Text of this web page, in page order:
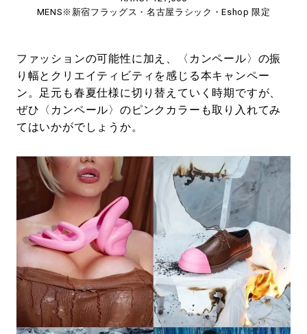
MENS※新宿フラッグス・名古屋ラシック・Eshop 限定
ファッションの可能性に加え、〈カンペール〉の振
り幅とクリエイティビティを感じる本キャンペー
ン。足元も春夏仕様に切り替えていく時期ですが、
ぜひ〈カンペール〉のピンクカラーも取り入れてみ
てはいかがでしょうか。